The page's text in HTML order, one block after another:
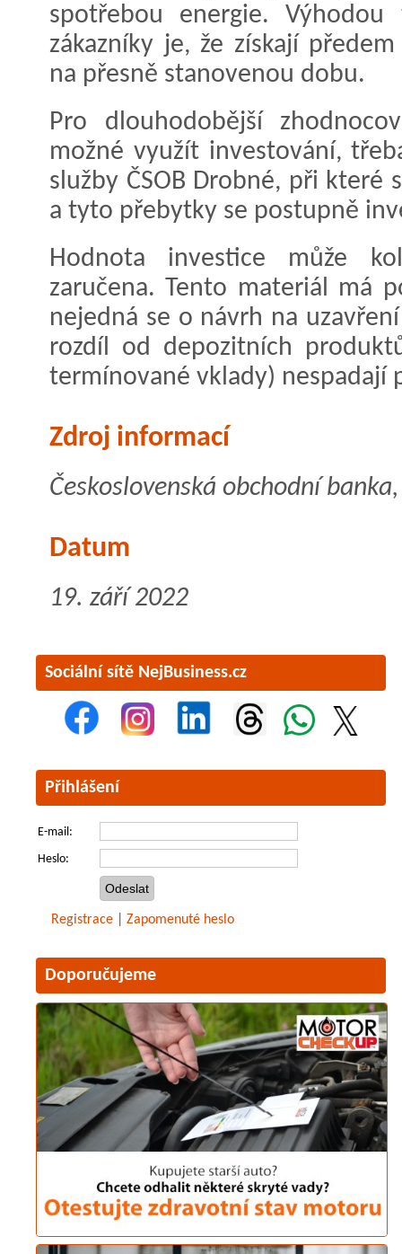
spotřebou energie.
zákazníky je, že získají
na přesně stanovenou dobu.
Pro dlouhodobější
možné využít investování,
služby ČSOB Drobné, při
a tyto přebytky se postupně
Hodnota investice může
zaručena. Tento materiál má
nejedná se o návrh na
rozdíl od depozitních
termínované vklady) nespadají
Zdroj informací
Československá obchodní
Datum
19. září 2022
Sociální sítě NejBusiness.cz
Přihlášení
E-mail:
Heslo:
Registrace Zapomenuté heslo
Doporučujeme